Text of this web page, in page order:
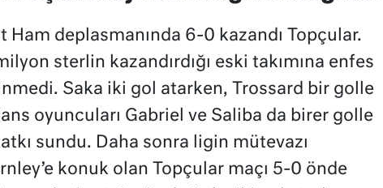
Ham deplasmanında 6-0 kazandı Topçular.
sterlin kazandırdığı eski takımına enfes
Saka iki gol atarken, Trossard bir golle
oyuncuları Gabriel ve Saliba da birer golle
sundu. Daha sonra ligin mütevazı
konuk olan Topçular maçı 5-0 önde